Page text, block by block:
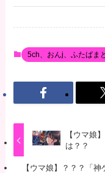
5ch、おんj、ふたばま
【ウマ娘
は？？
【ウマ娘】？？？「